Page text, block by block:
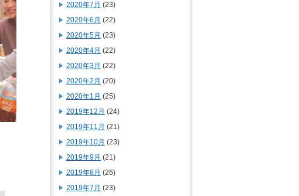
2020年7月 (23)
2020年6月 (22)
2020年5月 (23)
2020年4月 (22)
2020年3月 (22)
2020年2月 (20)
2020年1月 (25)
2019年12月 (24)
2019年11月 (21)
2019年10月 (23)
2019年9月 (21)
2019年8月 (26)
2019年7月 (23)